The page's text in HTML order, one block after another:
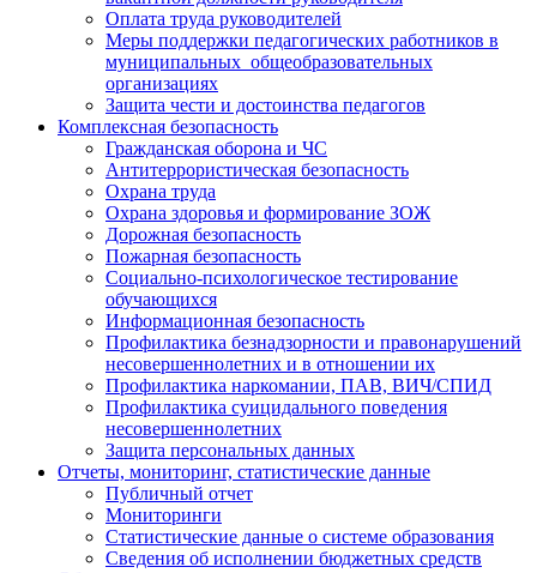
Оплата труда руководителей
Меры поддержки педагогических работников в
муниципальных общеобразовательных
организациях
Защита чести и достоинства педагогов
Комплексная безопасность
Гражданская оборона и ЧС
Антитеррористическая безопасность
Охрана труда
Охрана здоровья и формирование ЗОЖ
Дорожная безопасность
Пожарная безопасность
Социально-психологическое тестирование
обучающихся
Информационная безопасность
Профилактика безнадзорности и правонарушений
несовершеннолетних и в отношении их
Профилактика наркомании, ПАВ, ВИЧ/СПИД
Профилактика суицидального поведения
несовершеннолетних
Защита персональных данных
Отчеты, мониторинг, статистические данные
Публичный отчет
Мониторинги
Статистические данные о системе образования
Сведения об исполнении бюджетных средств